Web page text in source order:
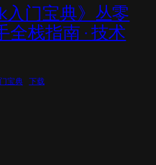
入门宝典》丛零
全栈指南 · 技术
宝典 下载